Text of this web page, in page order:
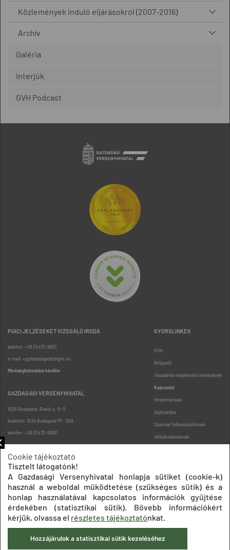
Közlemények induló eljárásokról (2007-2016)
Archív
Galéria
Interjúk
GVH Podcast
PIACI JELZÉSEKET VIZSGÁLÓ IRODA
telefon: +36 (1) 472-8851
e-mail: ugyfelszolgalat@gvh.hu
Minőségbiztosítási kérdőív
GAZDASÁGI VERSENYHIVATAL
1026 Budapest, Riadó u. 5-11.
levélcím: 1534 Budapest Pf.: 958
telefon: +36 (1) 472-8900
GYORSLINKEK
GVH
Árfigyelő
Visszaélés-bejelentési rendszerek
Kapcsolat
Hirdetmények
Sajtószoba
Szakmai felhasználóknak
Vállalkozásoknak
Oldaltérkép
Impresszum Adatkezelési tájékoztatók
Akadálymentesítési nyilatkozat
Cookie tájékoztató
Tisztelt látogatónk!
A Gazdasági Versenyhivatal honlapja sütiket (cookie-k)
használ a weboldal működtetése (szükséges sütik) és a
honlap használatával kapcsolatos információk gyűjtése
érdekében (statisztikai sütik). Bővebb információkért
kérjük, olvassa el részletes tájékoztatónkat.
Hozzájárulok a statisztikai sütik kezeléséhez